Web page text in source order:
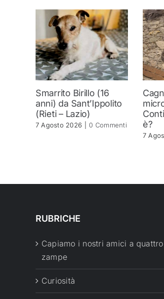
Smarrito Birillo (16
anni) da Sant’Ippolito
(Rieti – Lazio)
7 Agosto 2026 0 Commenti
è?
7
RUBRICHE
Capiamo i nostri amici a quattro
zampe
Curiosità